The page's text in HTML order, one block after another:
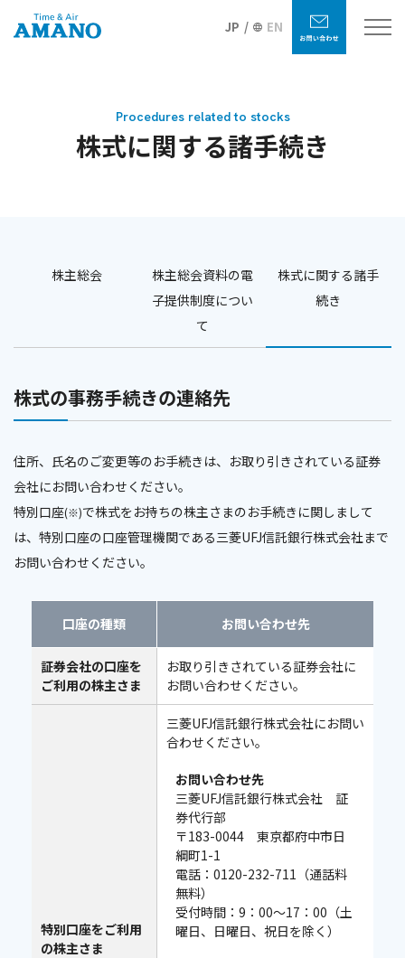
JP EN
Procedures related to stocks
株式に関する諸手続き
株主総会
株主総会資料の電
子提供制度につい
て
株式に関する諸手
続き
株式の事務手続きの連絡先
住所、氏名のご変更等のお手続きは、お取り引きされている証券
会社にお問い合わせください。
特別口座(※)で株式をお持ちの株主さまのお手続きに関しまして
は、特別口座の口座管理機関である三菱UFJ信託銀行株式会社まで
お問い合わせください。
口座の種類 お問い合わせ先
証券会社の口座を
ご利用の株主さま
お取り引きされている証券会社に
お問い合わせください。
特別口座をご利用
の株主さま
三菱UFJ信託銀行株式会社にお問い
合わせください。
お問い合わせ先
三菱UFJ信託銀行株式会社 証
券代行部
〒183-0044 東京都府中市日
綱町1-1
電話：0120-232-711（通話料
無料）
受付時間：9：00～17：00（土
曜日、日曜日、祝日を除く）